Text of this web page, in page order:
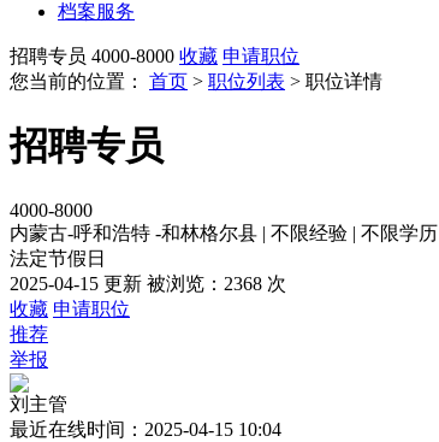
档案服务
招聘专员 4000-8000 收藏 申请职位
您当前的位置： 首页 > 职位列表 > 职位详情
招聘专员
4000-8000
内蒙古-呼和浩特 -和林格尔县 | 不限经验 | 不限学历
法定节假日
2025-04-15 更新 被浏览： 2368 次
收藏 申请职位
推荐
举报
刘主管
最近在线时间：2025-04-15 10:04